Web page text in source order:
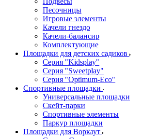
Песочницы
Игровые элементы
Качели гнездо
Качели-балансир
Комплектующие
Площадки для детских садиков
Серия "Kidsplay"
Серия "Sweetplay"
Серия "Оptimum-Еco"
Спортивные площадки
Универсальные площадки
Скейт-парки
Спортивные элементы
Паркур площадки
Площадки для Воркаут